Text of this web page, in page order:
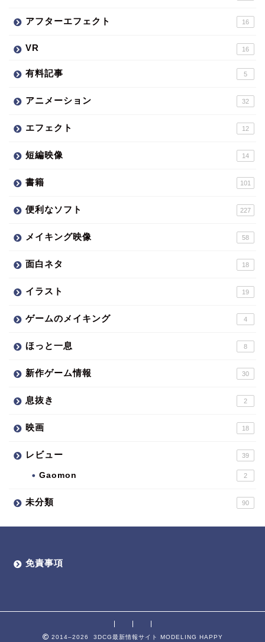
アフターエフェクト 16
VR 16
有料記事 5
アニメーション 32
エフェクト 12
短編映像 14
書籍 101
便利なソフト 227
メイキング映像 58
面白ネタ 18
イラスト 19
ゲームのメイキング 4
ほっと一息 8
新作ゲーム情報 30
息抜き 2
映画 18
レビュー 39
Gaomon 2
未分類 90
免責事項
2014–2026 3DCG最新情報サイト MODELING HAPPY